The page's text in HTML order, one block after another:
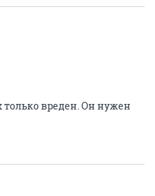
вреден. Он нужен